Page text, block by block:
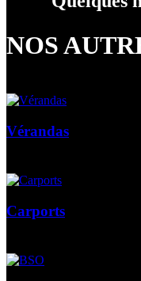
NOS
Vérandas
Carports